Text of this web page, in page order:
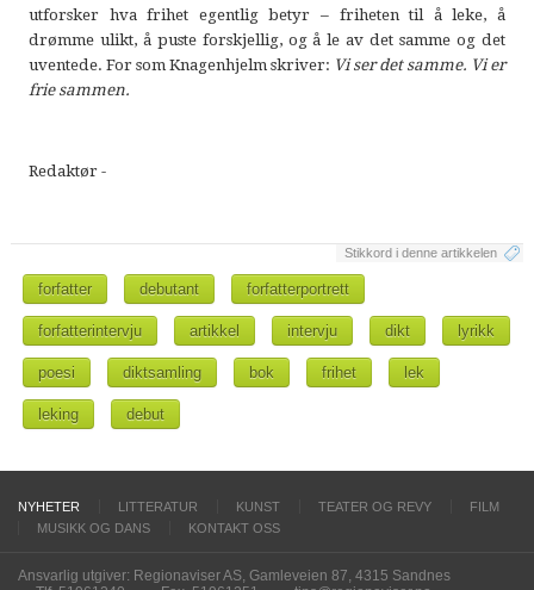
utforsker hva frihet egentlig betyr – friheten til å leke, å
drømme ulikt, å puste forskjellig, og å le av det samme og det
uventede. For som Knagenhjelm skriver: Vi ser det samme. Vi er
frie sammen.
Redaktør -
Stikkord i denne artikkelen
forfatter debutant forfatterportrett
forfatterintervju artikkel intervju dikt lyrikk
poesi diktsamling bok frihet lek
leking debut
NYHETER LITTERATUR KUNST TEATER OG REVY
FILM
MUSIKK OG DANS
KONTAKT OSS
Ansvarlig utgiver: Regionaviser AS, Gamleveien 87, 4315 Sandnes